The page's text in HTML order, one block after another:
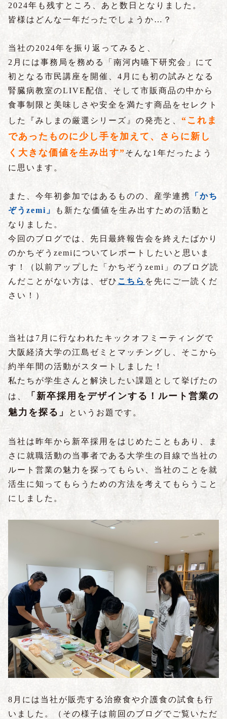
2024年も残すところ、あと数日となりました。
皆様はどんな一年だったでしょうか…？
当社の2024年を振り返ってみると、
2月には事務局を務める「南河内嚥下研究会」にて
初となる市民講座を開催、4月にも初の試みとなる
腎臓病教室のLIVE配信、そして市販商品の中から
食事制限と美味しさや安全を満たす商品をセレクト
した『みしまの厳選シリーズ』の発売と、 “これま
であったものに少し手を加えて、さらに新し
く大きな価値を生み出す”そんな1年だったよう
に思います。
また、今年初参加ではあるものの、産学連携
「かち
ぞうzemi」
も新たな価値を生み出すための活動と
なりました。
今回のブログでは、先日最終報告会を終えたばかり
のかちぞうzemiについてレポートしたいと思いま
す！（以前アップした「かちぞうzemi」のブログ読
んだことがない方は、ぜひ こちら を先にご一読くだ
さい！）
当社は7月に行なわれたキックオフミーティングで
大阪経済大学の江島ゼミとマッチングし、そこから
約半年間の活動がスタートしました！
私たちが学生さんと解決したい課題として挙げたの
は、
「新卒採用をデザインする！ルート営業の
魅力を探る」
というお題です。
当社は昨年から新卒採用をはじめたこともあり、ま
さに就職活動の当事者である大学生の目線で当社の
ルート営業の魅力を探ってもらい、当社のことを就
活生に知ってもらうための方法を考えてもらうこと
にしました。
8月には当社が販売する治療食や介護食の試食も行
いました。（その様子は前回のブログでご覧いただ